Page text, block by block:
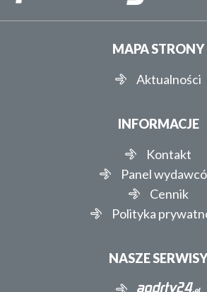
MAPA STRONY
Aktualności
INFORMACJE
Kontakt
Panel
Cennik
Polityka
NASZE SERWISY